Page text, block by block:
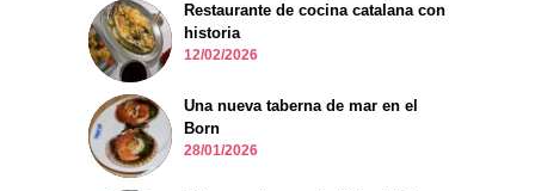
Restaurante de cocina catalana con
historia
12/02/2026
Una nueva taberna de mar en el
Born
28/01/2026